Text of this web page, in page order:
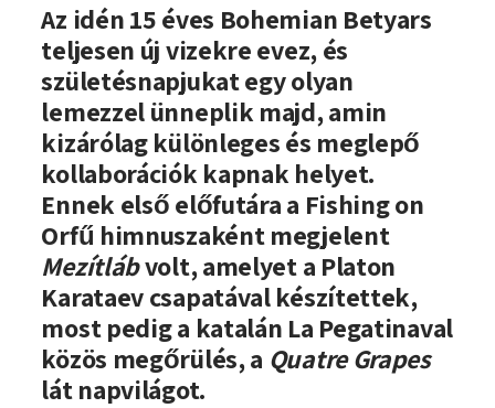
Bohemian Betyars: új dal, május
Az idén 15 éves Bohemian Betyars
teljesen új vizekre evez, és
születésnapjukat egy olyan
lemezzel ünneplik majd, amin
kizárólag különleges és meglepő
kollaborációk kapnak helyet.
Ennek első előfutára a Fishing on
Orfű himnuszaként megjelent
Mezítlábvolt, amelyet a Platon
Karataev csapatával készítettek,
most pedig a katalán La Pegatinaval
közös megőrülés, a Quatre Grapes
lát napvilágot.